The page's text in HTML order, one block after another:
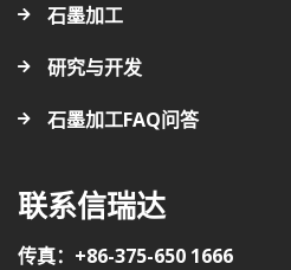
石墨加工
研究与开发
石墨加工FAQ问答
联系信瑞达
传真：+86-375-650 1666